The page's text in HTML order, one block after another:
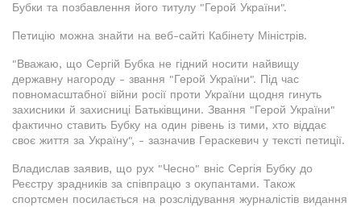
Бубки та позбавлення його титулу "Герой України".
Петицію можна знайти на веб-сайті Кабінету Міністрів.
"Вважаю, що Сергій Бубка не гідний носити найвищу
державну нагороду - звання "Герой України". Під час
повномасштабної війни росії проти України щодня гинуть
захисники й захисниці Батьківщини. Звання "Герой України"
фактично ставить Бубку на один рівень із тими, хто віддає
своє життя за Україну", - зазначив Гераскевич у тексті петиції.
Владислав заявив, що рух "Чесно" вніс Сергія Бубку до
Реєстру зрадників за співпрацю з окупантами. Також
спортсмен посилається на розслідування журналістів видання